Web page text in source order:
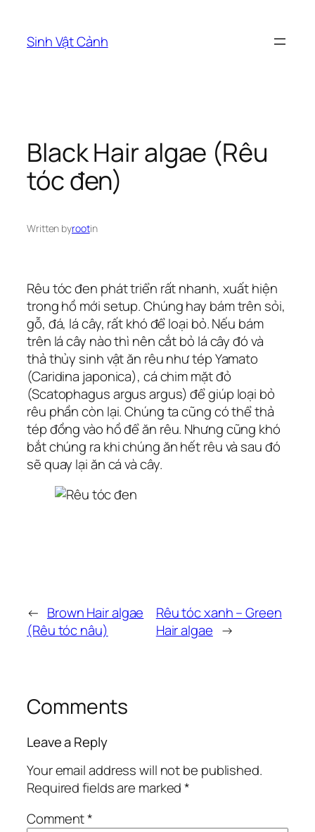
content
Sinh Vật Cảnh
Black Hair algae (Rêu
tóc đen)
Written byrootin
Rêu tóc đen phát triển rất nhanh, xuất hiện
trong hồ mới setup. Chúng hay bám trên sỏi,
gỗ, đá, lá cây, rất khó để loại bỏ. Nếu bám
trên lá cây nào thì nên cắt bỏ lá cây đó và
thả thủy sinh vật ăn rêu như tép Yamato
(Caridina japonica), cá chim mặt đỏ
(Scatophagus argus argus) để giúp loại bỏ
rêu phần còn lại. Chúng ta cũng có thể thả
tép đồng vào hồ để ăn rêu. Nhưng cũng khó
bắt chúng ra khi chúng ăn hết rêu và sau đó
sẽ quay lại ăn cá và cây.
← Brown Hair algae
(Rêu tóc nâu)
Rêu tóc xanh – Green
Hair algae →
Comments
Leave a Reply
Your email address will not be published.
Required fields are marked*
Comment*